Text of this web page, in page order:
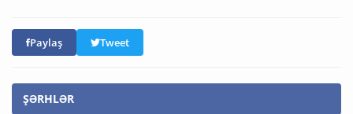
Paylaş Tweet
ŞƏRHLƏR